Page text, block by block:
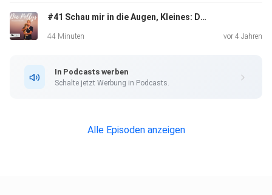
#41 Schau mir in die Augen, Kleines: Doc Polly bittet zum Sehtest!
44 Minuten vor 4 Jahren
In Podcasts werben
Schalte jetzt Werbung in Podcasts.
Alle Episoden anzeigen